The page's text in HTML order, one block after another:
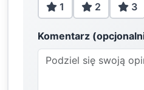
1 2 3
Komentarz